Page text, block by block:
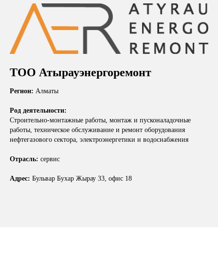
ТОО Атырауэнергоремонт
Регион: Алматы
Род деятельности:
Строительно-монтажные работы, монтаж и пусконаладочные
работы, техническое обслуживание и ремонт оборудования
нефтегазового сектора, электроэнергетики и водоснабжения
Отрасль: сервис
Адрес: Бульвар Бухар Жырау 33, офис 18